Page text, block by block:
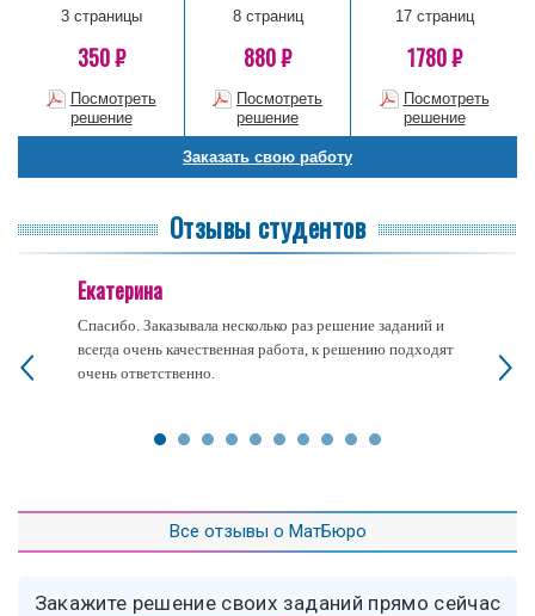
3 страницы
8 страниц 17 страниц
350 ₽ 880 ₽ 1780 ₽
Посмотреть
решение
Посмотреть
решение
Посмотреть
решение
Заказать свою работу
Отзывы студентов
Спасибо. Заказывала несколько раз решение заданий и
всегда очень качественная работа, к решению подходят
очень ответственно.
Екатерина
Все отзывы о МатБюро
Закажите решение своих заданий прямо сейчас